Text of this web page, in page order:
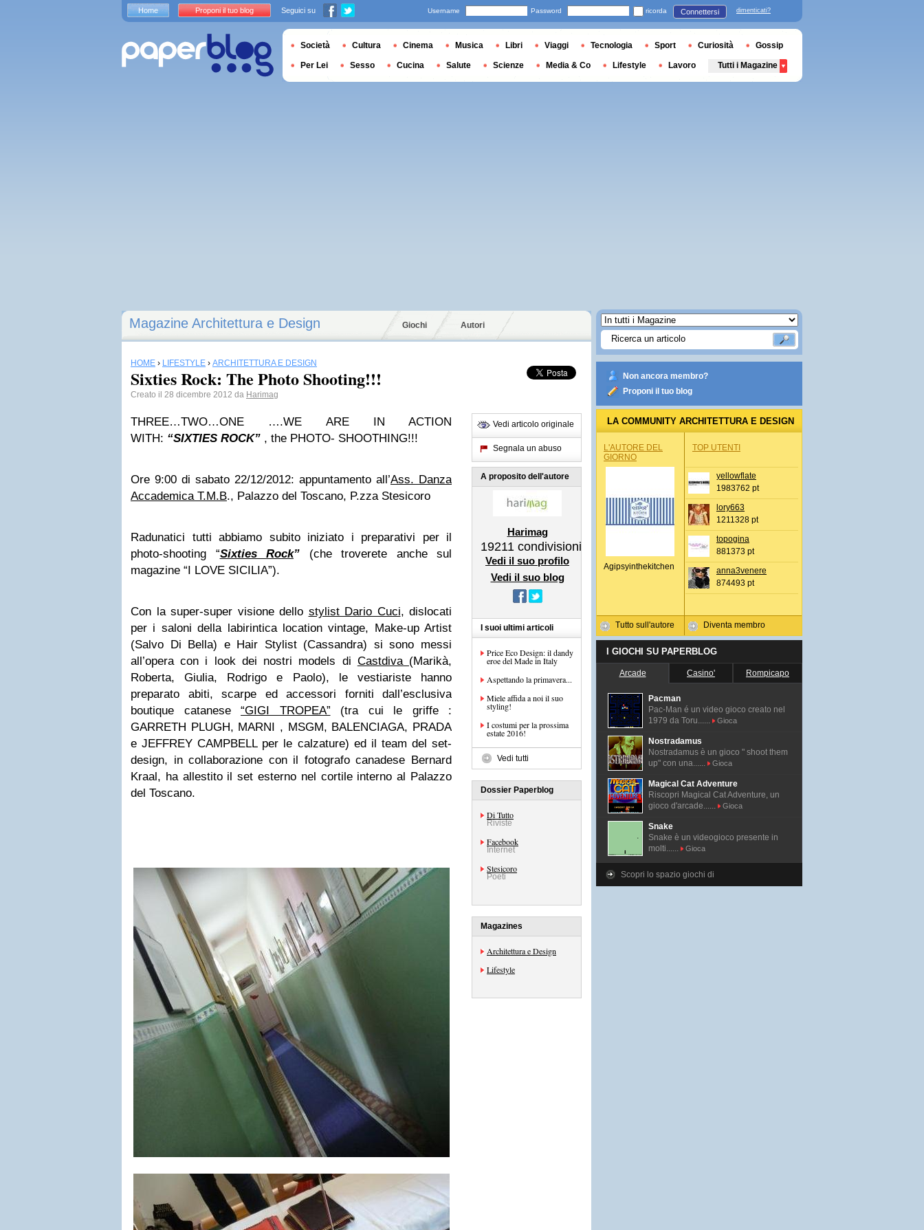
Magazine Architettura e Design Giochi Autori
HOME › LIFESTYLE › ARCHITETTURA E DESIGN
Sixties Rock: The Photo Shooting!!!
Creato il 28 dicembre 2012 da Harimag
THREE…TWO…ONE ….WE ARE IN ACTION
WITH: “SIXTIES ROCK” , the PHOTO- SHOOTHING!!!
Ore 9:00 di sabato 22/12/2012: appuntamento all’Ass. Danza
Accademica T.M.B., Palazzo del Toscano, P.zza Stesicoro
Radunatici tutti abbiamo subito iniziato i preparativi per il
photo-shooting “Sixties Rock” (che troverete anche sul
magazine “I LOVE SICILIA”).
Con la super-super visione dello stylist Dario Cuci, dislocati
per i saloni della labirintica location vintage, Make-up Artist
(Salvo Di Bella) e Hair Stylist (Cassandra) si sono messi
all’opera con i look dei nostri models di Castdiva (Marikà,
Roberta, Giulia, Rodrigo e Paolo), le vestiariste hanno
preparato abiti, scarpe ed accessori forniti dall’esclusiva
boutique catanese “GIGI TROPEA” (tra cui le griffe :
GARRETH PLUGH, MARNI , MSGM, BALENCIAGA, PRADA
e JEFFREY CAMPBELL per le calzature) ed il team del set-
design, in collaborazione con il fotografo canadese Bernard
Kraal, ha allestito il set esterno nel cortile interno al Palazzo
del Toscano.
Vedi articolo originale
Segnala un abuso
A proposito dell'autore
Harimag
19211 condivisioni
Vedi il suo profilo
Vedi il suo blog
I suoi ultimi articoli
Price Eco Design: il dandy
eroe del Made in Italy
Aspettando la primavera...
Miele affida a noi il suo
styling!
I costumi per la prossima
estate 2016!
Vedi tutti
Dossier Paperblog
Di Tutto
Riviste
Facebook
Internet
Stesicoro
Poeti
Magazines
Architettura e Design
Lifestyle
Non ancora membro?
Proponi il tuo blog
LA COMMUNITY ARCHITETTURA E DESIGN
L'AUTORE DEL
GIORNO
Agipsyinthekitchen
Tutto sull'autore
TOP UTENTI
yellowflate
1983762 pt
lory663
1211328 pt
topogina
881373 pt
anna3venere
874493 pt
Diventa membro
I GIOCHI SU PAPERBLOG
Arcade Casino' Rompicapo
Pacman
Pac-Man é un video gioco creato nel
1979 da Toru......
Gioca
Nostradamus
Nostradamus è un gioco " shoot them
up" con una......
Gioca
Magical Cat Adventure
Riscopri Magical Cat Adventure, un
gioco d'arcade......
Gioca
Snake
Snake è un videogioco presente in
molti......
Gioca
Scopri lo spazio giochi di
Home Proponi il tuo blog Seguici su Username Password ricorda Connettersi dimenticati?
Società Cultura Cinema Musica Libri Viaggi Tecnologia Sport Curiosità Gossip
Per Lei Sesso Cucina Salute Scienze Media & Co Lifestyle Lavoro Tutti i Magazine